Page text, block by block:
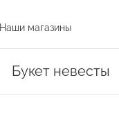
Наши магазины
Букет невесты